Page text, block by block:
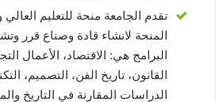
تقدم الجامعة منحة للتعليم
المنحة لانشاء قادة وصناع قرر
البرامج هي: الاقتصاد، الأعمال
القانون، تاريخ الفن، التصميم،
الدراسات المقارنة في التاريخ